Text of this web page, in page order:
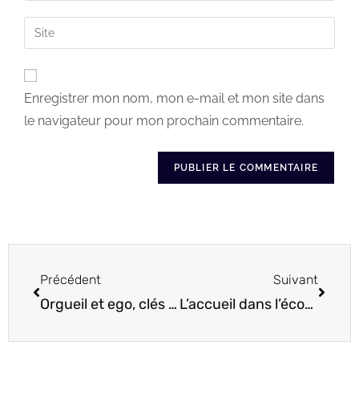
Enregistrer mon nom, mon e-mail et mon site dans
le navigateur pour mon prochain commentaire.
Précédent
Orgueil et ego, clés de l’humilité
Suivant
L’accueil dans l’écoute passive